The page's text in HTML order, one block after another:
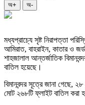
অ+ অ-
মধ্যপ্রাচ্যে সৃষ্ট নিরাপত্তা
আমিরাত, বাহরাইন, কাতার ও
শাহজালাল আন্তর্জাতিক
বাতিল হয়েছে।
বিমানবন্দর সূত্রে জানা গেছে,
মোট ২৬৮টি ফ্লাইট বাতিল করা